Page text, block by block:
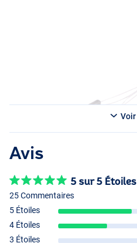
Avis
5 sur 5 Étoiles
25 Commentaires
5 Étoiles
4 Étoiles
3 Étoiles